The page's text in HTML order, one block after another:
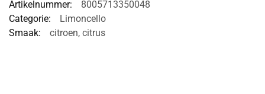
Artikelnummer:
8005713350048
Categorie:
Limoncello
Smaak:
citroen, citrus